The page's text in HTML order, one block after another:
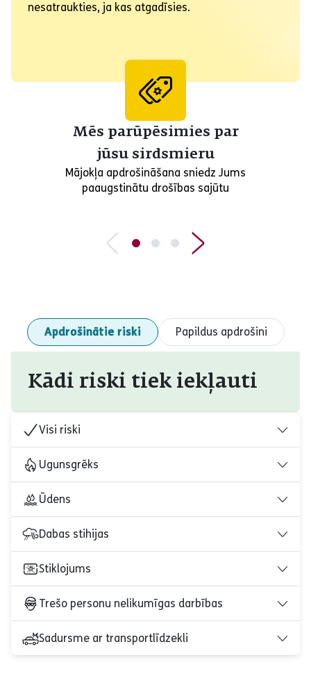
nesatraukties, ja kas atgadīsies.
Mēs parūpēsimies par
jūsu sirdsmieru
Mājokļa apdrošināšana sniedz Jums
paaugstinātu drošības sajūtu
Apdrošinātie riski Papildus apdrošini
Kādi riski tiek iekļauti
Visi riski
Ugunsgrēks
Ūdens
Dabas stihijas
Stiklojums
Trešo personu nelikumīgas darbības
Sadursme ar transportlīdzekli